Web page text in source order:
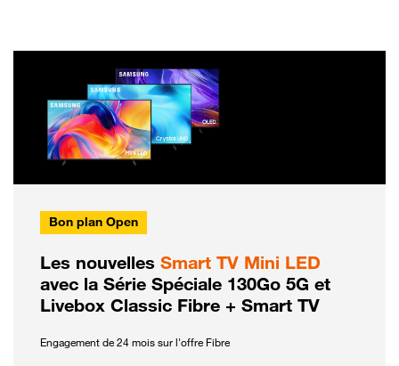
Bon plan Open
Les nouvelles Smart TV Mini LED
avec la Série Spéciale 130Go 5G et
Livebox Classic Fibre + Smart TV
Engagement de 24 mois sur l'offre Fibre